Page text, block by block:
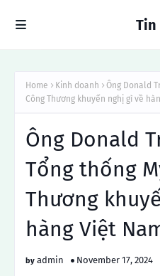
Home Kinh doanh
Ông Donald
Công Thương khuyến nghị gì về
Ông Donald
Tổng thống
Thương
hàng Việt
admin November 17, 2024